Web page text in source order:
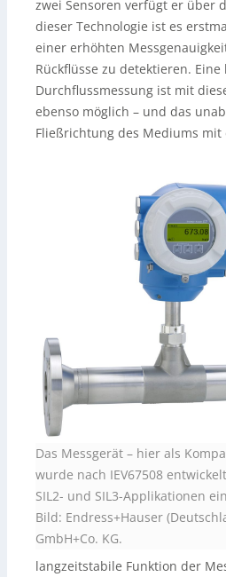
zwei Sensoren verfügt er über
dieser Technologie ist es
einer erhöhten
Rückflüsse zu detektieren.
Durchflussmessung ist mit
ebenso möglich – und das
Fließrichtung des Mediums mit
Das Messgerät – hier als
wurde nach IEV67508
SIL2- und SIL3-Applikationen
Bild: Endress+Hauser
GmbH+Co. KG.
langzeitstabile Funktion der